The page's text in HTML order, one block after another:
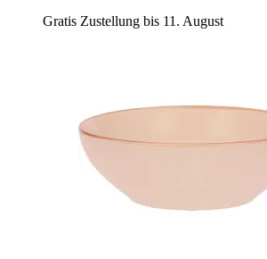
Gratis Zustellung bis 11. August